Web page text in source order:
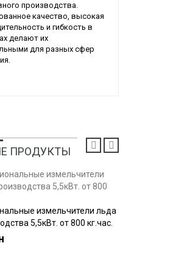
производства.
качество, высокая
и гибкость в
делают их
для разных сфер
ПРОДУКТЫ
Купить
измельчители льда
5,5кВт. от 800 кг.час.